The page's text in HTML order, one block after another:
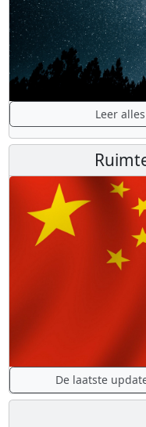
Leer
De laatste